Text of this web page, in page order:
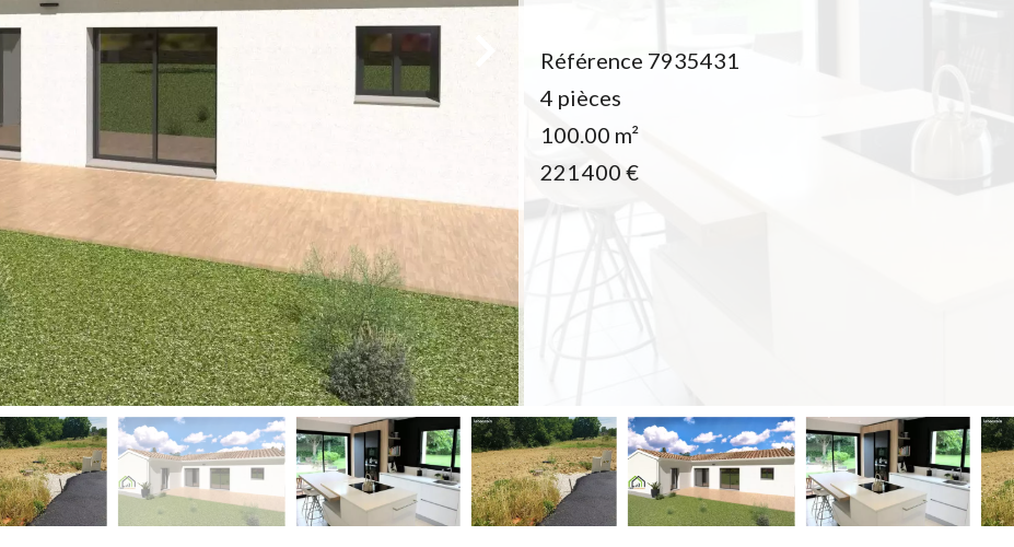
Référence 7935431
4 pièces
100.00 m²
221 400 €